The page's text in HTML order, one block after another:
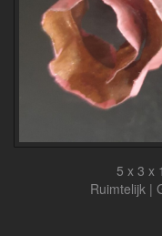
5 x 3 x
Ruimtelijk |